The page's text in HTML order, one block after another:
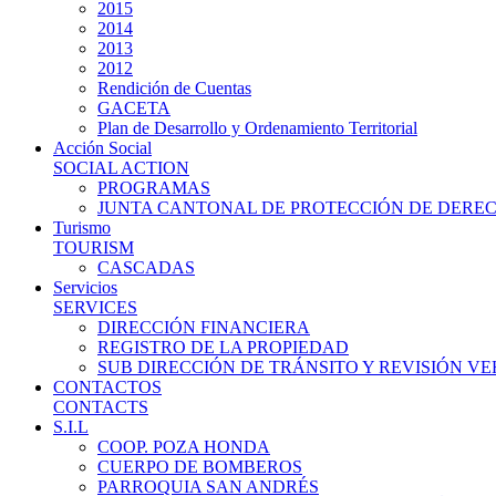
2015
2014
2013
2012
Rendición de Cuentas
GACETA
Plan de Desarrollo y Ordenamiento Territorial
Acción Social
SOCIAL ACTION
PROGRAMAS
JUNTA CANTONAL DE PROTECCIÓN DE
Turismo
TOURISM
CASCADAS
Servicios
SERVICES
DIRECCIÓN FINANCIERA
REGISTRO DE LA PROPIEDAD
SUB DIRECCIÓN DE TRÁNSITO Y REVISIÓN
CONTACTOS
CONTACTS
S.I.L
COOP. POZA HONDA
CUERPO DE BOMBEROS
PARROQUIA SAN ANDRÉS